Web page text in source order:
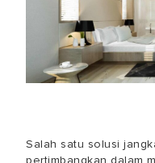
Salah satu solusi